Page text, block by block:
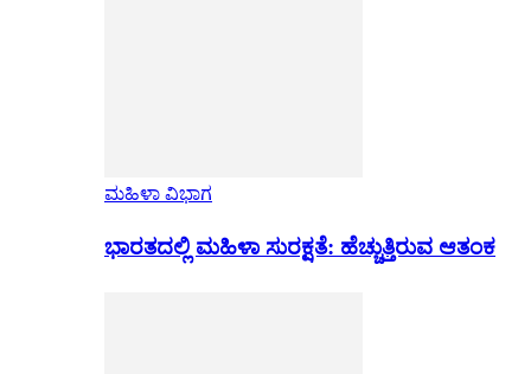
ಮಹಿಳಾ ವಿಭಾಗ
ಭಾರತದಲ್ಲಿ ಮಹಿಳಾ ಸುರಕ್ಷತೆ: ಹೆಚ್ಚುತ್ತಿರುವ ಆತಂಕ